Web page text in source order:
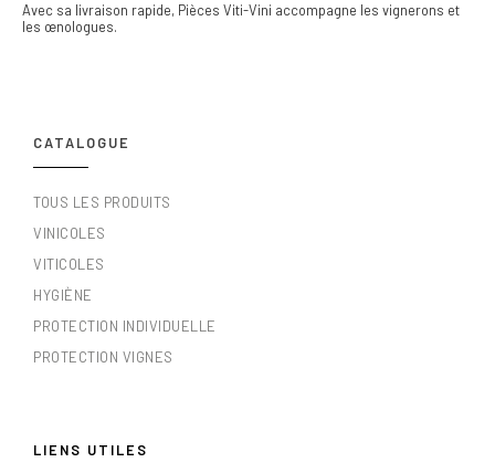
Avec sa livraison rapide, Pièces Viti-Vini accompagne les vignerons et
les œnologues.
CATALOGUE
TOUS LES PRODUITS
VINICOLES
VITICOLES
HYGIÈNE
PROTECTION INDIVIDUELLE
PROTECTION VIGNES
LIENS UTILES